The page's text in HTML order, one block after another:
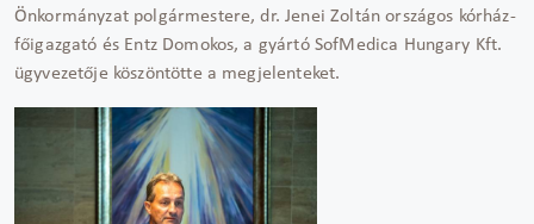
Önkormányzat polgármestere, dr. Jenei Zoltán országos kórház-
főigazgató és Entz Domokos, a gyártó SofMedica Hungary Kft.
ügyvezetője köszöntötte a megjelenteket.